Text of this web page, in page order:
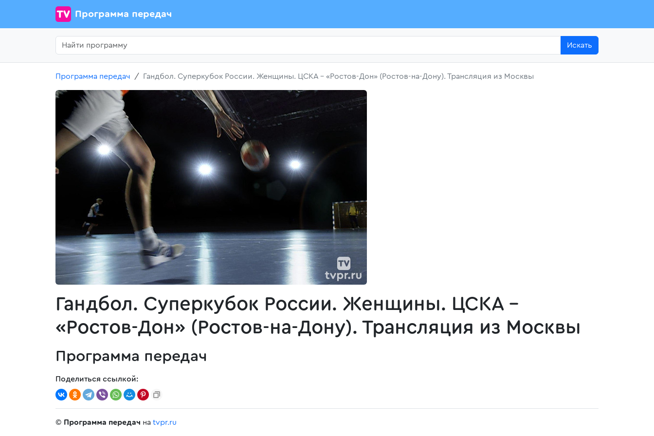
Программа передач
Искать
Программа передач Гандбол. Суперкубок России. Женщины. ЦСКА - «Ростов-Дон» (Ростов-на-Дону). Трансляция из Москвы
Гандбол. Суперкубок России. Женщины. ЦСКА -
«Ростов-Дон» (Ростов-на-Дону). Трансляция из Москвы
Программа передач
Поделиться ссылкой:
© Программа передач на tvpr.ru